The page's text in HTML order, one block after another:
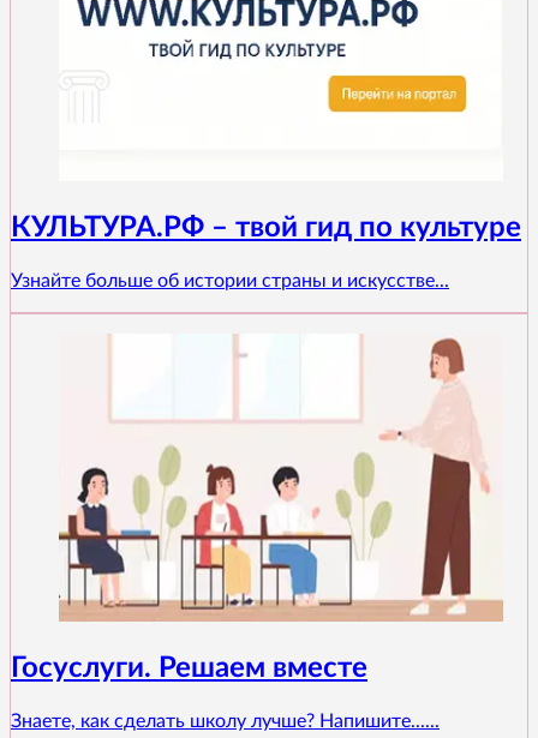
КУЛЬТУРА.РФ – твой гид по культуре
Узнайте больше об истории страны и искусстве...
Госуслуги. Решаем вместе
Знаете, как сделать школу лучше? Напишите......